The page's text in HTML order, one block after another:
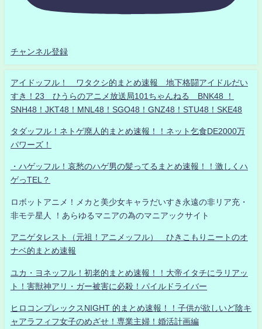
チャンネル登録
アイドッフル！ ワタクシ的まとめ速報 地下格闘アイドルだい
すき！23 ひうらのアニメ放送局101ちゃんねる BNK48 ！
SNH48！JKT48！MNL48！SGO48！GNZ48！STU48！SKE48
タダッフル！ネトゲ廃人的まとめ速報！！ネット乞食DE2000万
パワーズ！
・ハゲッフル！哀愁のハゲ男の髪ってるまとめ速報！！激しくハ
ゲっTEL？
ロボットアニメ！メカと美少女キャラだいすき永遠の非リア充・
非モテ星人 ！あらゆるマニアの為のマニアックサイト
アニゲタレスト（元祖！アニメッフル） ひきこもりニートのオ
ナベ的まとめ速報
ユカ・ヨネッフル！初老的まとめ速報！！大帝イタチにラリアッ
ト！害獣神アリ・ガー被害に必殺！パイルドライバー
ヒロコンプレックスNIGHT 的まとめ速報！！子供が欲しいど陰キ
ャアラフィフ女子のめざせ！専業主婦！婚活計画編